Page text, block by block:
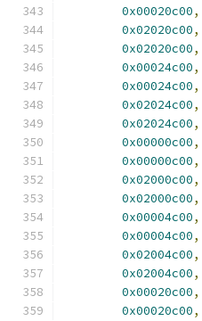
0x00020c00,
0x02020c00,
0x02020c00,
0x00024c00,
0x00024c00,
0x02024c00,
0x02024c00,
0x00000c00,
0x00000c00,
0x02000c00,
0x02000c00,
0x00004c00,
0x00004c00,
0x02004c00,
0x02004c00,
0x00020c00,
0x00020c00,